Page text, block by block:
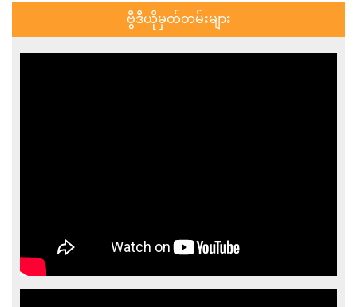
ဗွီဒီယိုမှတ်တမ်းများ